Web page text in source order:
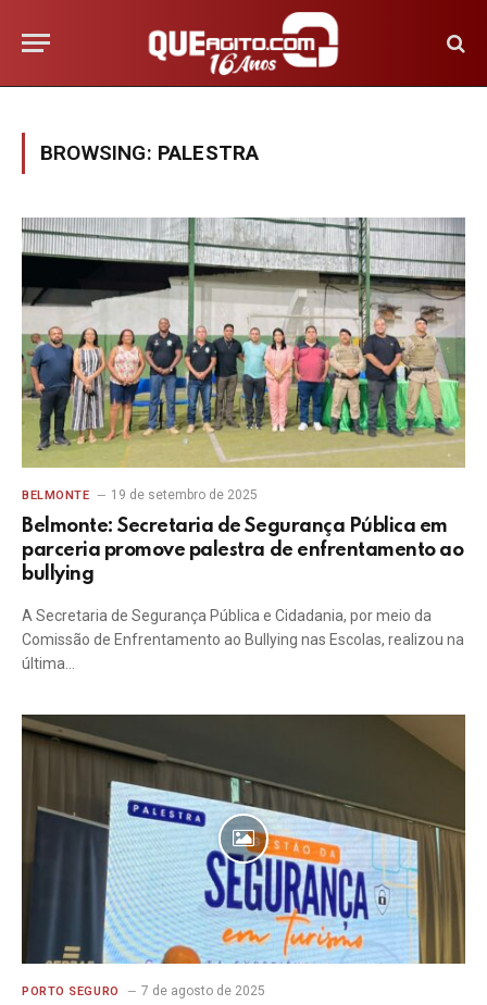
BROWSING: PALESTRA
BELMONTE 19 de setembro de 2025
Belmonte: Secretaria de Segurança Pública em
parceria promove palestra de enfrentamento ao
bullying
A Secretaria de Segurança Pública e Cidadania, por meio da
Comissão de Enfrentamento ao Bullying nas Escolas, realizou na
última…
PORTO SEGURO 7 de agosto de 2025